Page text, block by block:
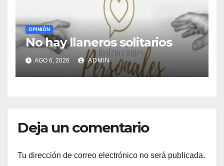
OPINIÓN
No hay llaneros solitarios
AGO 6, 2026 ADMIN
Deja un comentario
Tu dirección de correo electrónico no será publicada.